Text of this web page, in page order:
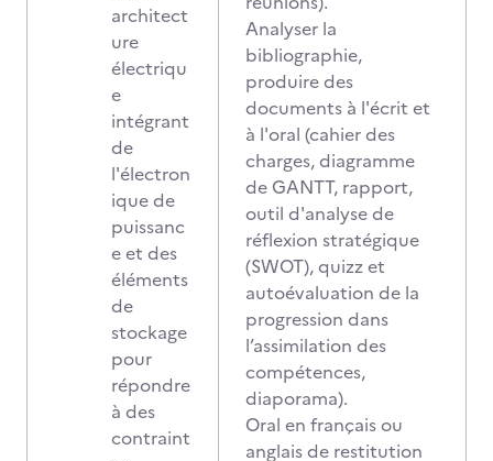
architect
ure
électriqu
e
intégrant
de
l'électron
ique de
puissanc
e et des
éléments
de
stockage
pour
répondre
à des
contraint
Analyser la
bibliographie,
produire des
documents à l'écrit et
à l'oral (cahier des
charges, diagramme
de GANTT, rapport,
outil d'analyse de
réflexion stratégique
(SWOT), quizz et
autoévaluation de la
progression dans
l’assimilation des
compétences,
diaporama).
Oral en français ou
anglais de restitution